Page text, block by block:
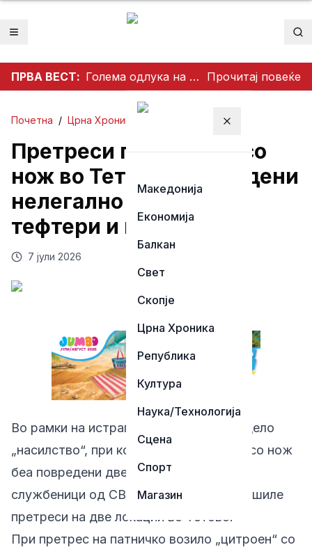
Отвори мени
ПРВА ВЕСТ: Голема одлука на ТИСА: Поранешниот претседател на Врховниот суд Андраш Бака кандидат за претседател на Унгарија Прочитај повеќе
Затвори мени
Македонија
Економија
Балкан
Свет
Скопје
Црна Хроника
Република
Култура
Наука/Технологија
Сцена
Спорт
Магазин
Почетна / Црна Хроника
Претреси по нападот со
нож во Тетово: Пронајдени
нелегално оружје,
тефтери и пари
7 јули 2026
Во рамки на истрагата за кривичното дело
„насилство“, при кое претходниот ден со нож
беа повредени две лица, полициски
службеници од СВР Тетово вчера извршиле
претреси на две локации во Тетово.
При претрес на патничко возило „цитроен“ со